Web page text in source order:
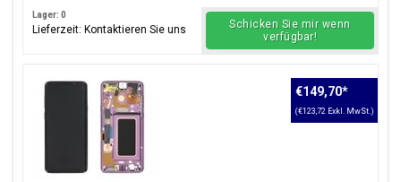
Lager: 0
Lieferzeit: Kontaktieren Sie uns
Schicken Sie mir wenn
verfügbar!
€149,70*
(€123,72 Exkl. MwSt.)